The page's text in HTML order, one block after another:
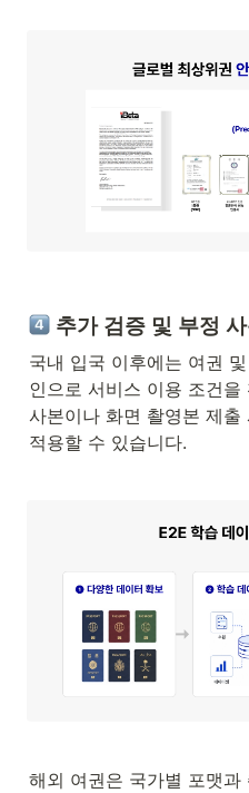
추가 검증 및 부정 사
국내 입국 이후에는 여권
인으로 서비스 이용 조건
사본이나 화면 촬영본 제
적용할 수 있습니다.
해외 여권은 국가별 포맷